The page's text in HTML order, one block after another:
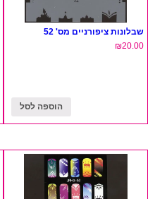
שבלונות ציפורניים מס' 52
₪20.00
הוספה לסל